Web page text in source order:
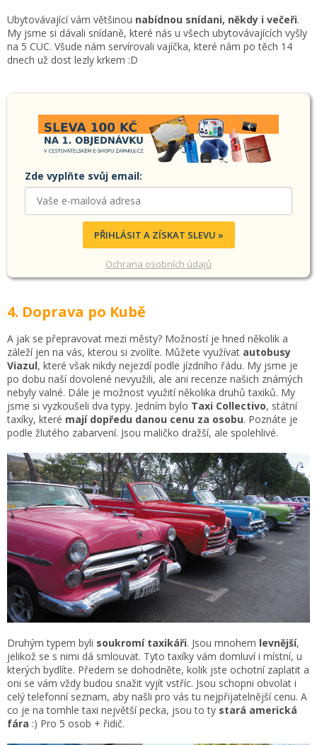
Ubytovávající vám většinou nabídnou snídani, někdy i večeři.
My jsme si dávali snídaně, které nás u všech ubytovávajících vyšly
na 5 CUC. Všude nám servírovali vajíčka, které nám po těch 14
dnech už dost lezly krkem :D
Zde vyplňte svůj email:
PŘIHLÁSIT A ZÍSKAT SLEVU »
Ochrana osobních údajů
4. Doprava po Kubě
A jak se přepravovat mezi městy? Možností je hned několik a
záleží jen na vás, kterou si zvolíte. Můžete využívat autobusy
Viazul, které však nikdy nejezdí podle jízdního řádu. My jsme je
po dobu naší dovolené nevyužili, ale ani recenze našich známých
nebyly valné. Dále je možnost využití několika druhů taxiků. My
jsme si vyzkoušeli dva typy. Jedním bylo Taxi Collectivo, státní
taxíky, které mají dopředu danou cenu za osobu. Poznáte je
podle žlutého zabarvení. Jsou maličko dražší, ale spolehlivé.
Druhým typem byli soukromí taxikáři. Jsou mnohem levnější,
jelikož se s nimi dá smlouvat. Tyto taxíky vám domluví i místní, u
kterých bydlíte. Předem se dohodněte, kolik jste ochotní zaplatit a
oni se vám vždy budou snažit vyjít vstříc. Jsou schopni obvolat i
celý telefonní seznam, aby našli pro vás tu nejpřijatelnější cenu. A
co je na tomhle taxi největší pecka, jsou to ty stará americká
fára :) Pro 5 osob + řidič.